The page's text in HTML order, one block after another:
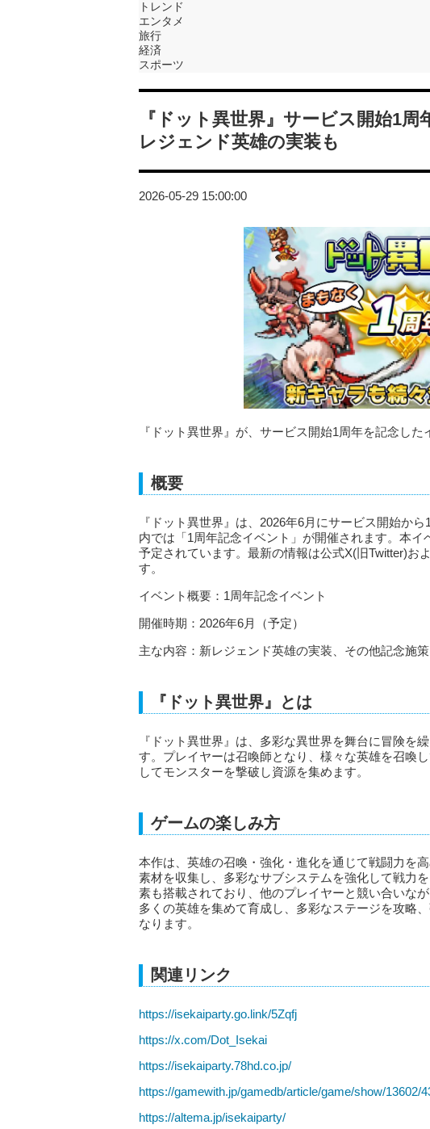
トレンド
エンタメ
旅行
経済
スポーツ
『ドット異世界』サービス開始1
レジェンド英雄の実装も
2026-05-29 15:00:00
『ドット異世界』が、サービス開始1周年を記念した
概要
『ドット異世界』は、2026年6月にサービス開始か
内では「1周年記念イベント」が開催されます。本
予定されています。最新の情報は公式X(旧Twitter)お
す。
イベント概要：1周年記念イベント
開催時期：2026年6月（予定）
主な内容：新レジェンド英雄の実装、その他記念施策
『ドット異世界』とは
『ドット異世界』は、多彩な異世界を舞台に冒険を
す。プレイヤーは召喚師となり、様々な英雄を召喚
してモンスターを撃破し資源を集めます。
ゲームの楽しみ方
本作は、英雄の召喚・強化・進化を通じて戦闘力を
素材を収集し、多彩なサブシステムを強化して戦力
素も搭載されており、他のプレイヤーと競い合いな
多くの英雄を集めて育成し、多彩なステージを攻略
なります。
関連リンク
https://isekaiparty.go.link/5Zqfj
https://x.com/Dot_Isekai
https://isekaiparty.78hd.co.jp/
https://gamewith.jp/gamedb/article/game/show/13602/
https://altema.jp/isekaiparty/